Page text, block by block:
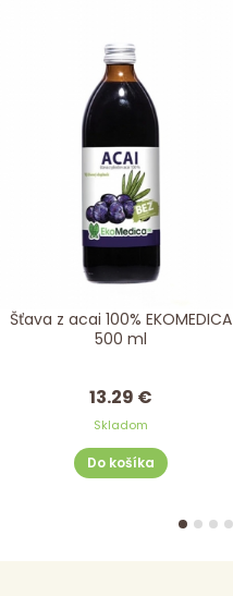
Šťava z acai 100% EKOMEDICA
500 ml
13.29 €
Skladom
Do košíka